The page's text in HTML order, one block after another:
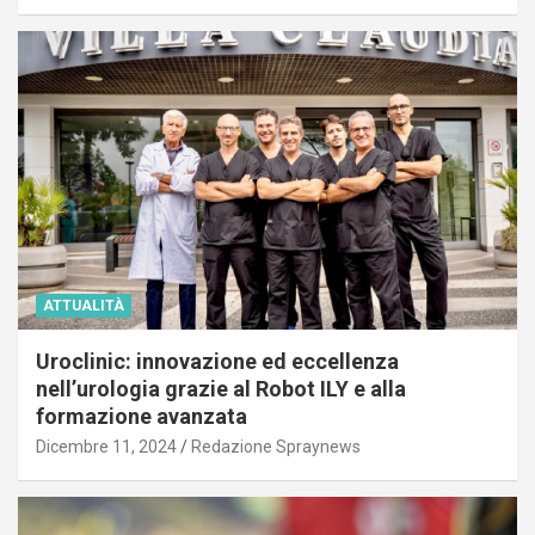
ATTUALITÀ
Uroclinic: innovazione ed eccellenza
nell’urologia grazie al Robot ILY e alla
formazione avanzata
Dicembre 11, 2024 Redazione Spraynews